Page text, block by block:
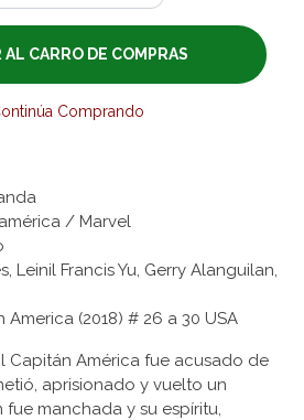
Comprando
/ Marvel
Leinil Francis Yu, Gerry Alanguilan,
(2018) # 26 a 30 USA
El Capitán América fue acusado de
aprisionado y vuelto un
manchada y su espíritu,